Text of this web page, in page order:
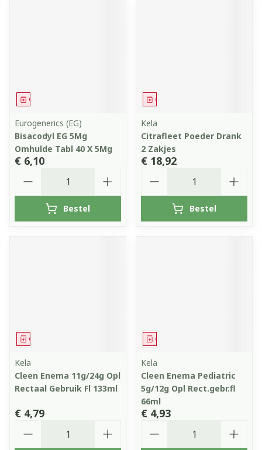
Geneesmiddel
Eurogenerics (EG)
Bisacodyl EG 5Mg
Omhulde Tabl 40 X 5Mg
€ 6,10
Bestel
Geneesmiddel
Kela
Citrafleet Poeder Drank
2 Zakjes
€ 18,92
Bestel
Geneesmiddel
Kela
Cleen Enema 11g/24g Opl
Rectaal Gebruik Fl 133ml
€ 4,79
Geneesmiddel
Kela
Cleen Enema Pediatric
5g/12g Opl Rect.gebr.fl
66ml
€ 4,93